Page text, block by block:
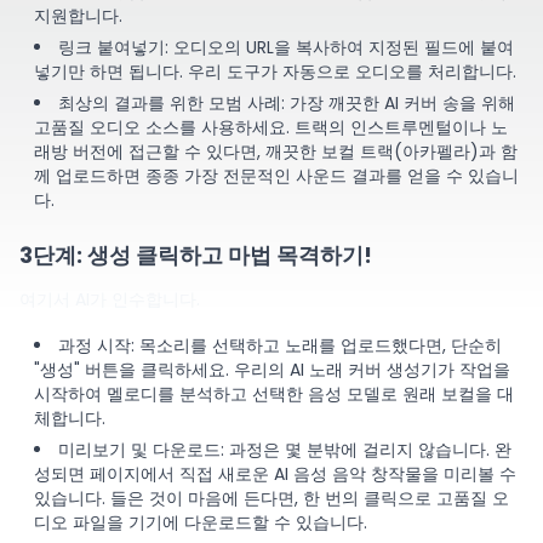
지원합니다.
링크 붙여넣기: 오디오의 URL을 복사하여 지정된 필드에 붙여
넣기만 하면 됩니다. 우리 도구가 자동으로 오디오를 처리합니다.
최상의 결과를 위한 모범 사례: 가장 깨끗한 AI 커버 송을 위해
고품질 오디오 소스를 사용하세요. 트랙의 인스트루멘털이나 노
래방 버전에 접근할 수 있다면, 깨끗한 보컬 트랙(아카펠라)과 함
께 업로드하면 종종 가장 전문적인 사운드 결과를 얻을 수 있습니
다.
3단계: 생성 클릭하고 마법 목격하기!
과정 시작: 목소리를 선택하고 노래를 업로드했다면, 단순히
"생성" 버튼을 클릭하세요. 우리의 AI 노래 커버 생성기가 작업을
시작하여 멜로디를 분석하고 선택한 음성 모델로 원래 보컬을 대
체합니다.
미리보기 및 다운로드: 과정은 몇 분밖에 걸리지 않습니다. 완
성되면 페이지에서 직접 새로운 AI 음성 음악 창작물을 미리볼 수
있습니다. 들은 것이 마음에 든다면, 한 번의 클릭으로 고품질 오
디오 파일을 기기에 다운로드할 수 있습니다.